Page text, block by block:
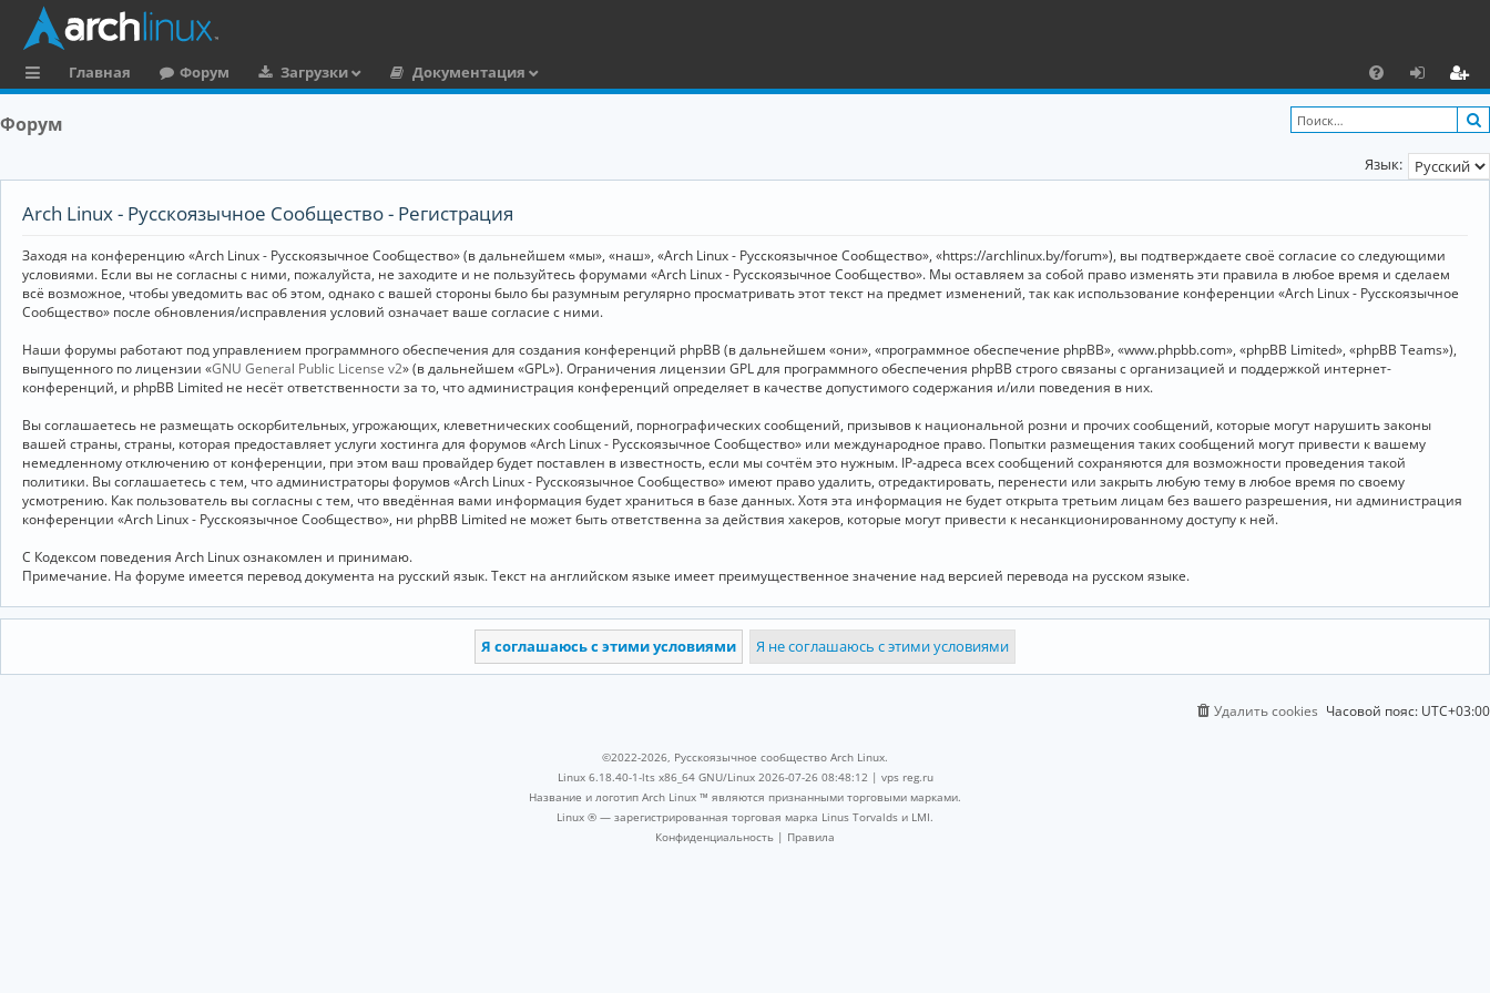
ы
к
Главная Форум Загрузки
Документация
F
A
Q
х
о
д
ег
и
ст
и
Форум
Язык:
Arch Linux - Русскоязычное Сообщество - Регистрация
Заходя на конференцию «Arch Linux - Русскоязычное Сообщество» (в дальнейшем «мы», «наш», «Arch Linux - Русскоязычное Сообщество», «https://archlinux.by/forum»), вы подтверждаете своё согласие со следующими
условиями. Если вы не согласны с ними, пожалуйста, не заходите и не пользуйтесь форумами «Arch Linux - Русскоязычное Сообщество». Мы оставляем за собой право изменять эти правила в любое время и сделаем
всё возможное, чтобы уведомить вас об этом, однако с вашей стороны было бы разумным регулярно просматривать этот текст на предмет изменений, так как использование конференции «Arch Linux - Русскоязычное
Сообщество» после обновления/исправления условий означает ваше согласие с ними.
Наши форумы работают под управлением программного обеспечения для создания конференций phpBB (в дальнейшем «они», «программное обеспечение phpBB», «www.phpbb.com», «phpBB Limited», «phpBB Teams»),
выпущенного по лицензии «GNU General Public License v2» (в дальнейшем «GPL»). Ограничения лицензии GPL для программного обеспечения phpBB строго связаны с организацией и поддержкой интернет-
конференций, и phpBB Limited не несёт ответственности за то, что администрация конференций определяет в качестве допустимого содержания и/или поведения в них.
Вы соглашаетесь не размещать оскорбительных, угрожающих, клеветнических сообщений, порнографических сообщений, призывов к национальной розни и прочих сообщений, которые могут нарушить законы
вашей страны, страны, которая предоставляет услуги хостинга для форумов «Arch Linux - Русскоязычное Сообщество» или международное право. Попытки размещения таких сообщений могут привести к вашему
немедленному отключению от конференции, при этом ваш провайдер будет поставлен в известность, если мы сочтём это нужным. IP-адреса всех сообщений сохраняются для возможности проведения такой
политики. Вы соглашаетесь с тем, что администраторы форумов «Arch Linux - Русскоязычное Сообщество» имеют право удалить, отредактировать, перенести или закрыть любую тему в любое время по своему
усмотрению. Как пользователь вы согласны с тем, что введённая вами информация будет храниться в базе данных. Хотя эта информация не будет открыта третьим лицам без вашего разрешения, ни администрация
конференции «Arch Linux - Русскоязычное Сообщество», ни phpBB Limited не может быть ответственна за действия хакеров, которые могут привести к несанкционированному доступу к ней.
С Кодексом поведения Arch Linux ознакомлен и принимаю.
Примечание. На форуме имеется перевод документа на русский язык. Текст на английском языке имеет преимущественное значение над версией перевода на русском языке.
Часовой пояс: UTC+03:00
Удалить cookies
©2022-2026, Русскоязычное сообщество Arch Linux.
Linux 6.18.40-1-lts x86_64 GNU/Linux 2026-07-26 08:48:12 | vps reg.ru
Название и логотип Arch Linux ™ являются признанными торговыми марками.
Linux ® — зарегистрированная торговая марка Linus Torvalds и LMI.
Конфиденциальность | Правила